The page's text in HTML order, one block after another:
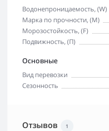
Водонепроницаемость, (W)
Марка по прочности, (M)
Морозостойкость, (F)
Подвижность, (П)
Основные
Вид перевозки
Сезонность
Отзывов 1